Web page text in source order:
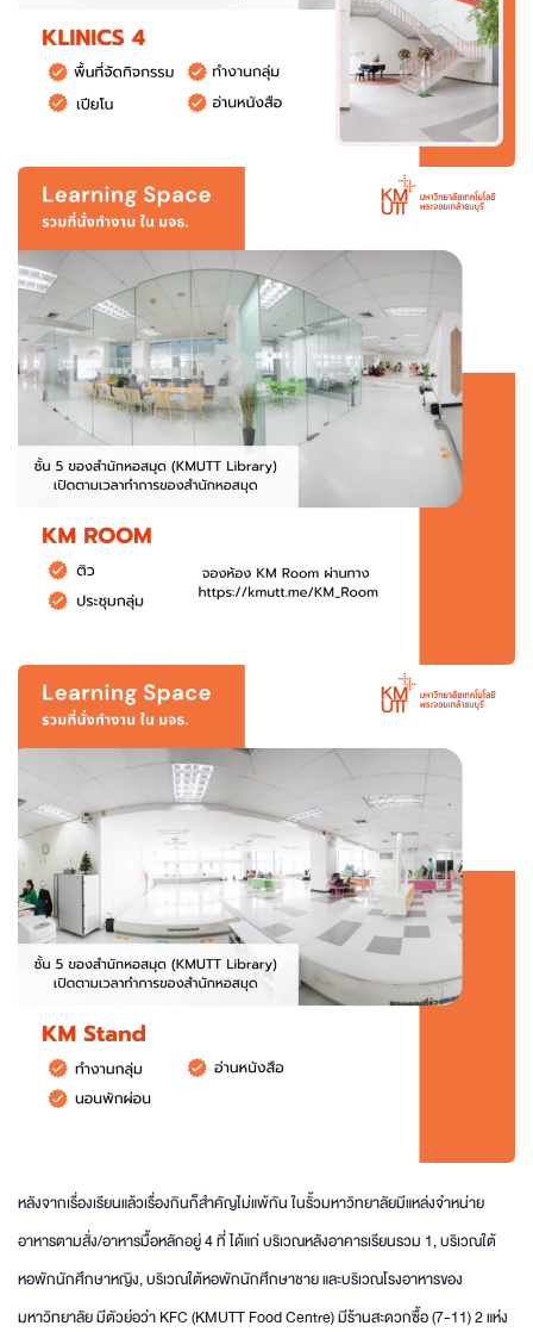
หลังจากเรื่องเรียนแล้วเรื่องกินก็สำคัญไม่แพ้กัน ในรั้วมหาวิทยาลัยมีแหล่งจำหน่าย
อาหารตามสั่ง/อาหารมื้อหลักอยู่ 4 ที่ ได้แก่ บริเวณหลังอาคารเรียนรวม 1, บริเวณใต้
หอพักนักศึกษาหญิง, บริเวณใต้หอพักนักศึกษาชาย และบริเวณโรงอาหารของ
มหาวิทยาลัย มีตัวย่อว่า KFC (KMUTT Food Centre) มีร้านสะดวกซื้อ (7-11) 2 แห่ง